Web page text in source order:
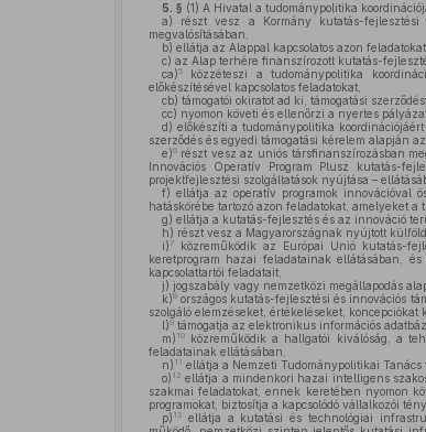
5. § (1) A Hivatal a tudománypolitika
a) részt vesz a Kormány kutatás-fejlesztési
megvalósításában,
b) ellátja az Alappal kapcsolatos azon
c) az Alap terhére finanszírozott kutatás-
ca)5közzéteszi a tudománypolitika
előkészítésével kapcsolatos feladatokat,
cb) támogatói okiratot ad ki, támogatási
cc) nyomon követi és ellenőrzi a nyertes
d) előkészíti a tudománypolitika
szerződés és egyedi támogatási kérelem alapján
e)6részt vesz az uniós társfinanszírozásban
Innovációs Operatív Program Plusz kutatás-
projektfejlesztési szolgáltatások nyújtása –
f) ellátja az operatív programok innovációval
hatáskörébe tartozó azon feladatokat, amelyeket
g) ellátja a kutatás-fejlesztés és az innováció
h) részt vesz a Magyarországnak nyújtott
i)7közreműködik az Európai Unió kutatás-
keretprogram hazai feladatainak ellátásában,
kapcsolattartói feladatait,
j) jogszabály vagy nemzetközi megállapodás
k)8országos kutatás-fejlesztési és innovációs
szolgáló elemzéseket, értékeléseket, koncepciókat
l)9támogatja az elektronikus információs
m) 10közreműködik a hallgatói kiválóság, a
feladatainak ellátásában,
n) 11 ellátja a Nemzeti Tudománypolitikai Tanács
o) 12 ellátja a mindenkori hazai intelligens
szakmai feladatokat, ennek keretében nyomon
programokat, biztosítja a kapcsolódó vállalkozói
p) 13ellátja a kutatási és technológiai